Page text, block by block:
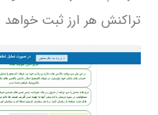
تراکنش هر ارز ثبت خواهد